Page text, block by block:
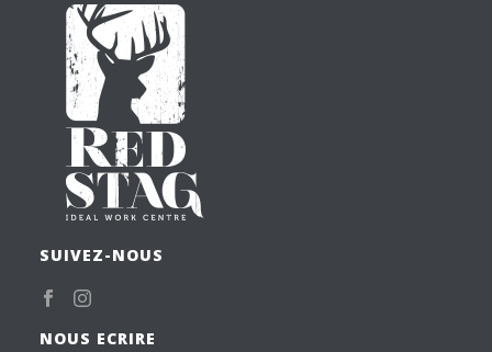
SUIVEZ-NOUS
NOUS ECRIRE